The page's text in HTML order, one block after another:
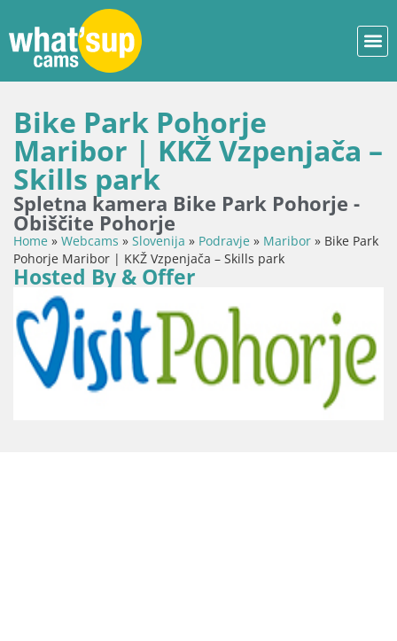
Bike Park Pohorje
Maribor | KKŽ Vzpenjača –
Skills park
Spletna kamera Bike Park Pohorje -
Obiščite Pohorje
Home » Webcams » Slovenija » Podravje » Maribor » Bike Park
Pohorje Maribor | KKŽ Vzpenjača – Skills park
Hosted By & Offer